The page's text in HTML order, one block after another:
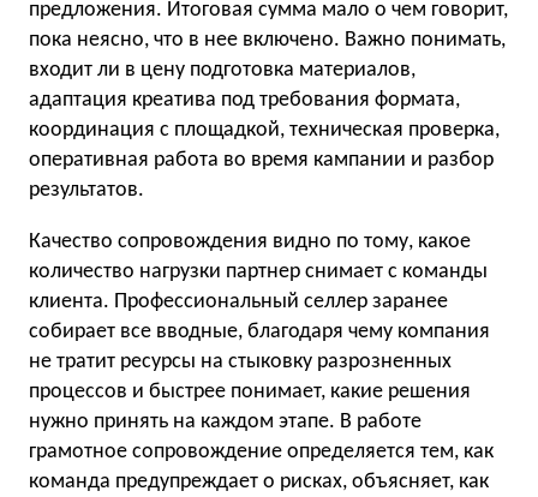
предложения. Итоговая сумма мало о чем говорит,
пока неясно, что в нее включено. Важно понимать,
входит ли в цену подготовка материалов,
адаптация креатива под требования формата,
координация с площадкой, техническая проверка,
оперативная работа во время кампании и разбор
результатов.
Качество сопровождения видно по тому, какое
количество нагрузки партнер снимает с команды
клиента. Профессиональный селлер заранее
собирает все вводные, благодаря чему компания
не тратит ресурсы на стыковку разрозненных
процессов и быстрее понимает, какие решения
нужно принять на каждом этапе. В работе
грамотное сопровождение определяется тем, как
команда предупреждает о рисках, объясняет, как